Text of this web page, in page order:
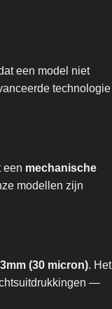
een model niet
technologie
een mechanische
modellen zijn
(30 micron). Het
—